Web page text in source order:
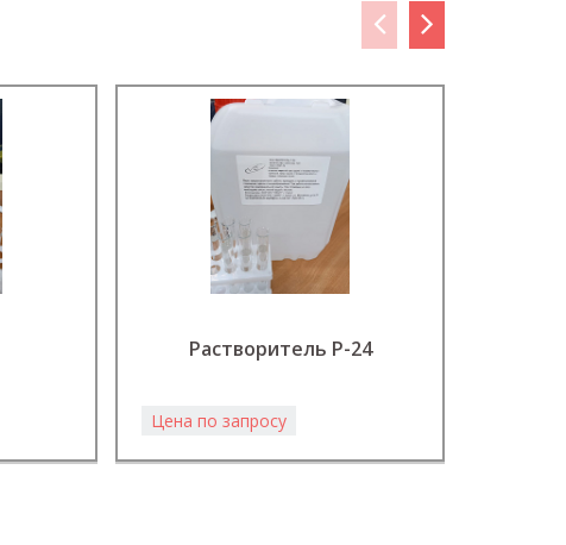
Растворитель Р-24
Цена по запросу